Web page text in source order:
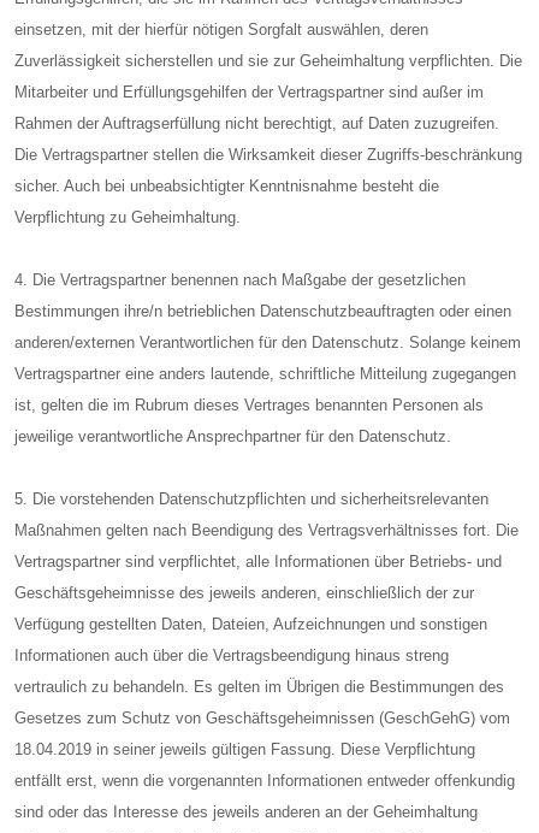
einsetzen, mit der hierfür nötigen Sorgfalt auswählen, deren
Zuverlässigkeit sicherstellen und sie zur Geheimhaltung verpflichten. Die
Mitarbeiter und Erfüllungsgehilfen der Vertragspartner sind außer im
Rahmen der Auftragserfüllung nicht berechtigt, auf Daten zuzugreifen.
Die Vertragspartner stellen die Wirksamkeit dieser Zugriffs-beschränkung
sicher. Auch bei unbeabsichtigter Kenntnisnahme besteht die
Verpflichtung zu Geheimhaltung.
4. Die Vertragspartner benennen nach Maßgabe der gesetzlichen
Bestimmungen ihre/n betrieblichen Datenschutzbeauftragten oder einen
anderen/externen Verantwortlichen für den Datenschutz. Solange keinem
Vertragspartner eine anders lautende, schriftliche Mitteilung zugegangen
ist, gelten die im Rubrum dieses Vertrages benannten Personen als
jeweilige verantwortliche Ansprechpartner für den Datenschutz.
5. Die vorstehenden Datenschutzpflichten und sicherheitsrelevanten
Maßnahmen gelten nach Beendigung des Vertragsverhältnisses fort. Die
Vertragspartner sind verpflichtet, alle Informationen über Betriebs- und
Geschäftsgeheimnisse des jeweils anderen, einschließlich der zur
Verfügung gestellten Daten, Dateien, Aufzeichnungen und sonstigen
Informationen auch über die Vertragsbeendigung hinaus streng
vertraulich zu behandeln. Es gelten im Übrigen die Bestimmungen des
Gesetzes zum Schutz von Geschäftsgeheimnissen (GeschGehG) vom
18.04.2019 in seiner jeweils gültigen Fassung. Diese Verpflichtung
entfällt erst, wenn die vorgenannten Informationen entweder offenkundig
sind oder das Interesse des jeweils anderen an der Geheimhaltung